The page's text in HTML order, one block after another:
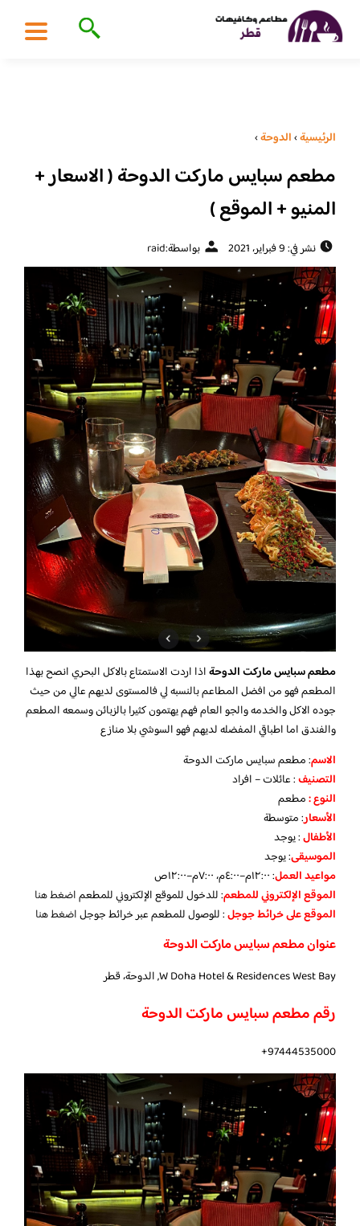
الرئيسية›الدوحة›
مطعم سبايس ماركت الدوحة ( الاسعار +
المنيو + الموقع )
نشر في: 9 فبراير، 2021 بواسطة:raid
مطعم سبايس ماركت الدوحةاذا اردت الاستمتاع بالاكل البحري انصح بهذا
المطعم فهو من افضل المطاعم بالنسبه لي فالمستوى لديهم عالي من حيث
جوده الاكل والخدمه والجو العام فهم يهتمون كثيرا بالزبائن وسمعه المطعم
والفندق اما اطباقي المفضله لديهم فهو السوشي بلا منازع
الاسم: مطعم سبايس ماركت الدوحة
التصنيف: عائلات – افراد
النوع :مطعم
الأسعار:متوسطة
الأطفال:يوجد
الموسيقى:يوجد
مواعيد العمل: ١٢:٠٠م–٤:٠٠م، ٧:٠٠م–١٢:٠٠ص
الموقع الإلكتروني للمطعم: للدخول للموقع الإلكتروني للمطعماضغط هنا
الموقع على خرائط جوجل: للوصول للمطعم عبر خرائط جوجلاضغط هنا
عنوان مطعم سبايس ماركت الدوحة
W Doha Hotel & Residences West Bay, الدوحة، قطر
رقم مطعم سبايس ماركت الدوحة
97444535000+